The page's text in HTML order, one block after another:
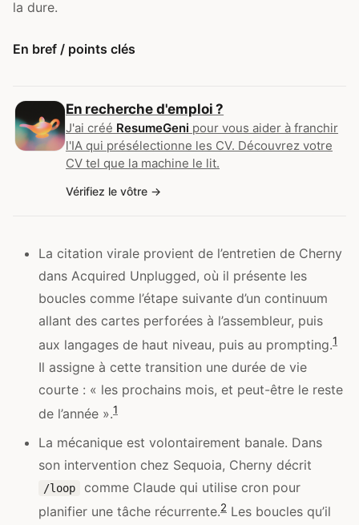
la dure.
En bref / points clés
En recherche d'emploi ?
J'ai créé ResumeGeni pour vous aider à franchir
l'IA qui présélectionne les CV. Découvrez votre
CV tel que la machine le lit.
Vérifiez le vôtre
La citation virale provient de l’entretien de Cherny
dans Acquired Unplugged, où il présente les
boucles comme l’étape suivante d’un continuum
allant des cartes perforées à l’assembleur, puis
aux langages de haut niveau, puis au prompting.1
Il assigne à cette transition une durée de vie
courte : « les prochains mois, et peut-être le reste
de l’année ».1
La mécanique est volontairement banale. Dans
son intervention chez Sequoia, Cherny décrit
/loop
comme Claude qui utilise cron pour
planifier une tâche récurrente.2 Les boucles qu’il